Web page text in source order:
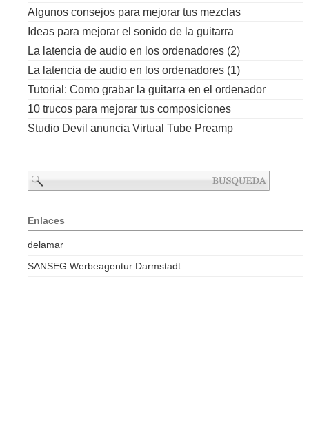
Algunos consejos para mejorar tus mezclas
Ideas para mejorar el sonido de la guitarra
La latencia de audio en los ordenadores (2)
La latencia de audio en los ordenadores (1)
Tutorial: Como grabar la guitarra en el ordenador
10 trucos para mejorar tus composiciones
Studio Devil anuncia Virtual Tube Preamp
Enlaces
delamar
SANSEG Werbeagentur Darmstadt